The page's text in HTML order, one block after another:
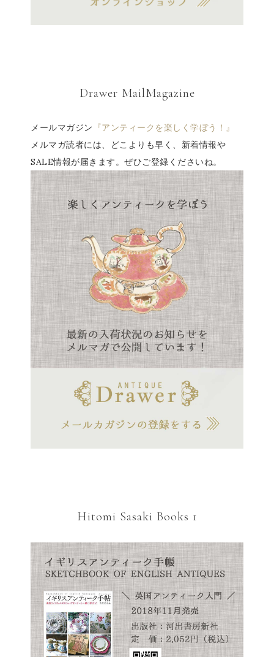
Drawer MailMagazine
メールマガジン 『アンティークを楽しく学ぼう！』
メルマガ読者には、どこよりも早く、新着情報や
SALE情報が届きます。ぜひご登録くださいね。
Hitomi Sasaki Books 1